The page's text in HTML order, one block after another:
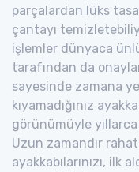
parçalardan lüks
çantayı
işlemler dünyaca
tarafından da
sayesinde zamana
kıyamadığınız
görünümüyle
Uzun zamandır
ayakkabılarınızı, ilk